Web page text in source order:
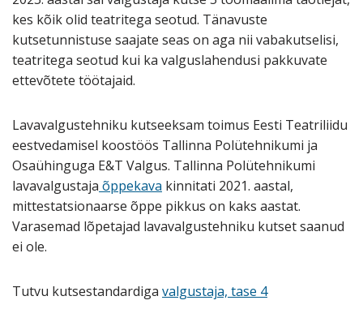
kes kõik olid teatritega seotud. Tänavuste
kutsetunnistuse saajate seas on aga nii vabakutselisi,
teatritega seotud kui ka valguslahendusi pakkuvate
ettevõtete töötajaid.
Lavavalgustehniku kutseeksam toimus Eesti Teatriliidu
eestvedamisel koostöös Tallinna Polütehnikumi ja
Osaühinguga E&T Valgus. Tallinna Polütehnikumi
lavavalgustaja õppekava kinnitati 2021. aastal,
mittestatsionaarse õppe pikkus on kaks aastat.
Varasemad lõpetajad lavavalgustehniku kutset saanud
ei ole.
Tutvu kutsestandardiga valgustaja, tase 4